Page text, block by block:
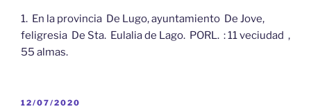
1. En la provincia De Lugo, ayuntamiento De Jove,
feligresia De Sta. Eulalia de Lago. PORL. : 11 veciudad ,
55 almas.
PUBLICADO
12/07/2020